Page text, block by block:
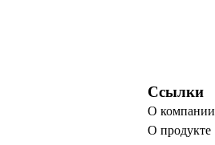
Ссылки
О компании
О продукте